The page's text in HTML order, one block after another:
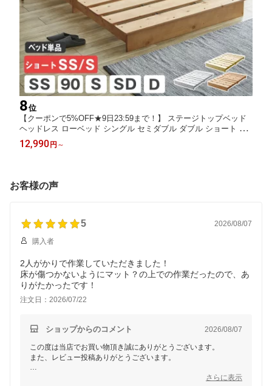
8位
【クーポンで5%OFF★9日23:59まで！】 ステージトップベッド
ヘッドレス ローベッド シングル セミダブル ダブル ショート ベ
ッドフレーム単品 耐荷重350kg 天然木 北欧パイン材 ステージベ
ッド すのこベッド シングルベッド
12,990円 ～
お客様の声
5 2026/08/07
購入者
2人がかりで作業していただきました！
床が傷つかないようにマット？の上での作業だったので、あ
りがたかったです！
注文日：2026/07/22
ショップからのコメント 2026/08/07
この度は当店でお買い物頂き誠にありがとうございます。
また、レビュー投稿ありがとうございます。
スタッフの作業や配慮にご満足いただけたようで、大変嬉しく思
さらに表示